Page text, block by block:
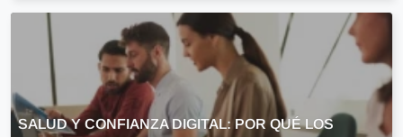
SALUD Y CONFIANZA DIGITAL: POR QUÉ LOS